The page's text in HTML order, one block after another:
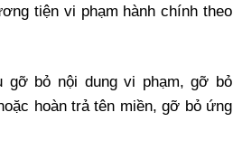
tiện vi phạm hành chính theo
gỡ bỏ nội dung vi phạm, gỡ bỏ
hoàn trả tên miền, gỡ bỏ ứng